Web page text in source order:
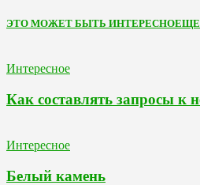
ЭТО МОЖЕТ БЫТЬ ИНТЕРЕСНОЕЩЕ
Интересное
Как составлять запросы к
Интересное
Белый камень